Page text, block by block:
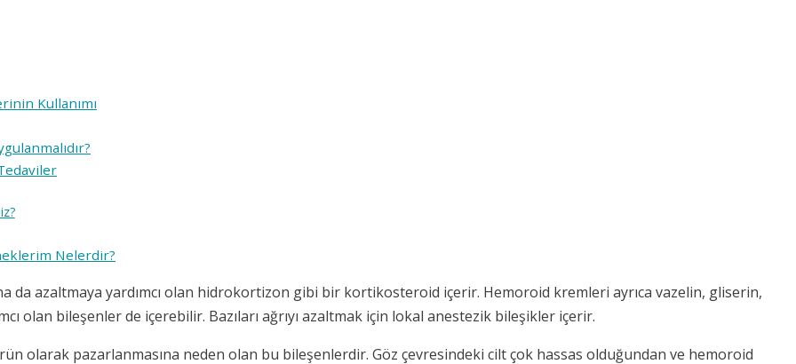
Kullanımı
Nelerdir?
da azaltmaya yardımcı olan hidrokortizon gibi bir kortikosteroid içerir. Hemoroid kremleri ayrıca vazelin, gliserin,
olan bileşenler de içerebilir. Bazıları ağrıyı azaltmak için lokal anestezik bileşikler içerir.
olarak pazarlanmasına neden olan bu bileşenlerdir. Göz çevresindeki cilt çok hassas olduğundan ve hemoroid